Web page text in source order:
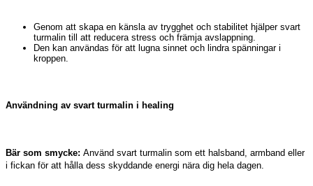
Genom att skapa en känsla av trygghet och stabilitet hjälper svart
turmalin till att reducera stress och främja avslappning.
Den kan användas för att lugna sinnet och lindra spänningar i
kroppen.
Användning av svart turmalin i healing
Bär som smycke: Använd svart turmalin som ett halsband, armband eller
i fickan för att hålla dess skyddande energi nära dig hela dagen.